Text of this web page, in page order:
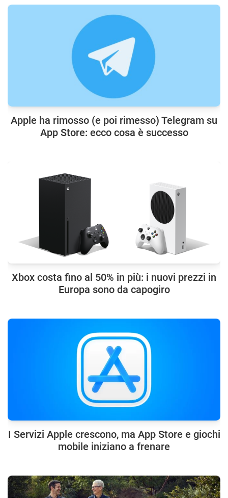
Apple ha rimosso (e poi rimesso) Telegram su
App Store: ecco cosa è successo
Xbox costa fino al 50% in più: i nuovi prezzi in
Europa sono da capogiro
I Servizi Apple crescono, ma App Store e giochi
mobile iniziano a frenare